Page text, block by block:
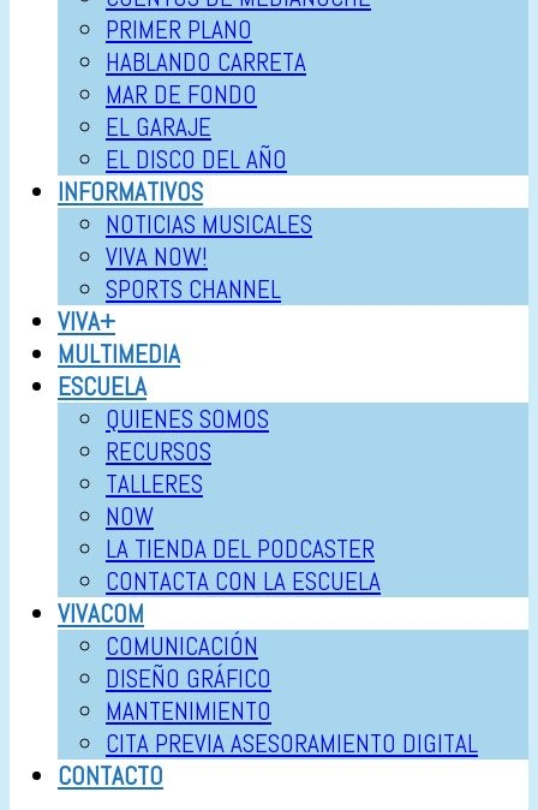
PRIMER PLANO
HABLANDO CARRETA
MAR DE FONDO
EL GARAJE
EL DISCO DEL AÑO
INFORMATIVOS
NOTICIAS MUSICALES
VIVA NOW!
SPORTS CHANNEL
VIVA+
MULTIMEDIA
ESCUELA
QUIENES SOMOS
RECURSOS
TALLERES
NOW
LA TIENDA DEL PODCASTER
CONTACTA CON LA ESCUELA
VIVACOM
COMUNICACIÓN
DISEÑO GRÁFICO
MANTENIMIENTO
CITA PREVIA ASESORAMIENTO DIGITAL
CONTACTO